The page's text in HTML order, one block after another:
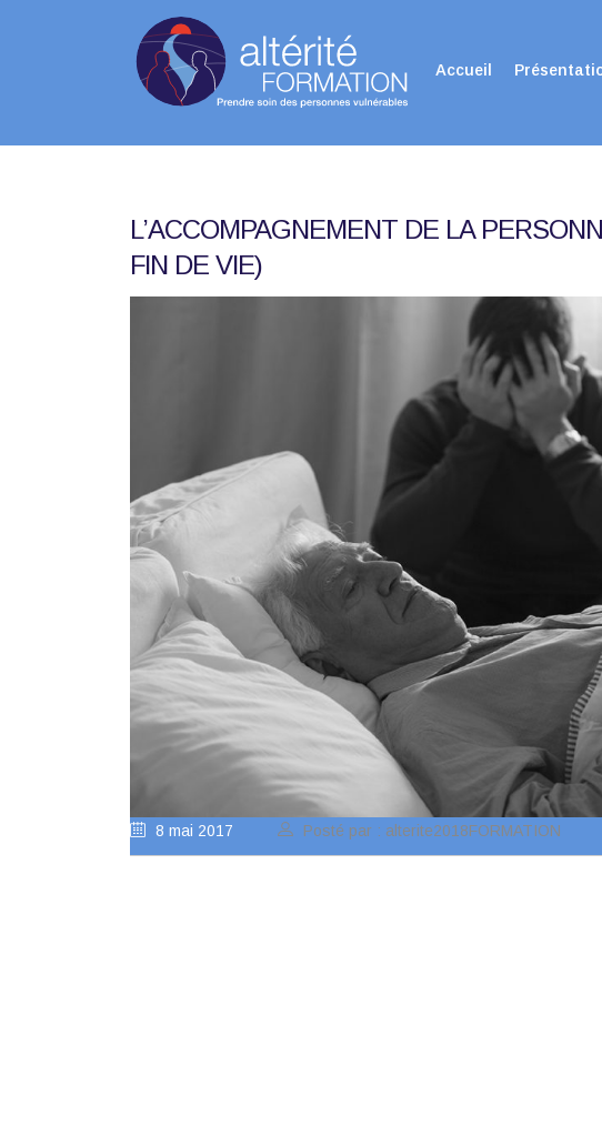
Accueil
L’ACCOMPAGNEMENT DE LA
FIN DE VIE)
8 mai 2017 Posté par : alterite2018FORMATION